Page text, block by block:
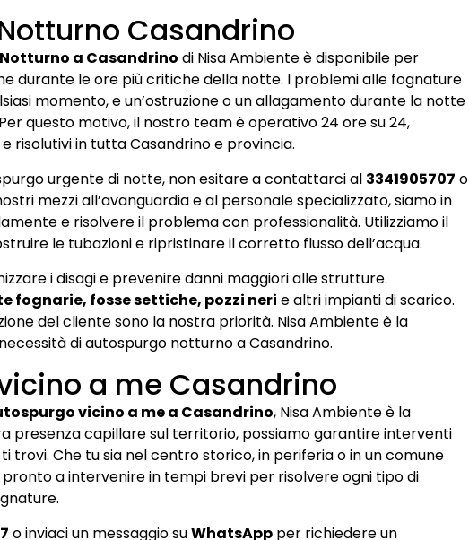
Casandrino
a Casandrino di Nisa Ambiente è disponibile per
durante le ore più critiche della notte. I problemi alle fognature
momento, e un’ostruzione o un allagamento durante la notte
questo motivo, il nostro team è operativo 24 ore su 24,
risolutivi in tutta Casandrino e provincia.
urgente di notte, non esitare a contattarci al 3341905707 o
mezzi all’avanguardia e al personale specializzato, siamo in
e risolvere il problema con professionalità. Utilizziamo il
le tubazioni e ripristinare il corretto flusso dell’acqua.
i disagi e prevenire danni maggiori alle strutture.
fognarie, fosse settiche, pozzi neri e altri impianti di scarico.
del cliente sono la nostra priorità. Nisa Ambiente è la
di autospurgo notturno a Casandrino.
a me Casandrino
vicino a me a Casandrino, Nisa Ambiente è la
presenza capillare sul territorio, possiamo garantire interventi
trovi. Che tu sia nel centro storico, in periferia o in un comune
a intervenire in tempi brevi per risolvere ogni tipo di
o inviaci un messaggio suWhatsApp per richiedere un